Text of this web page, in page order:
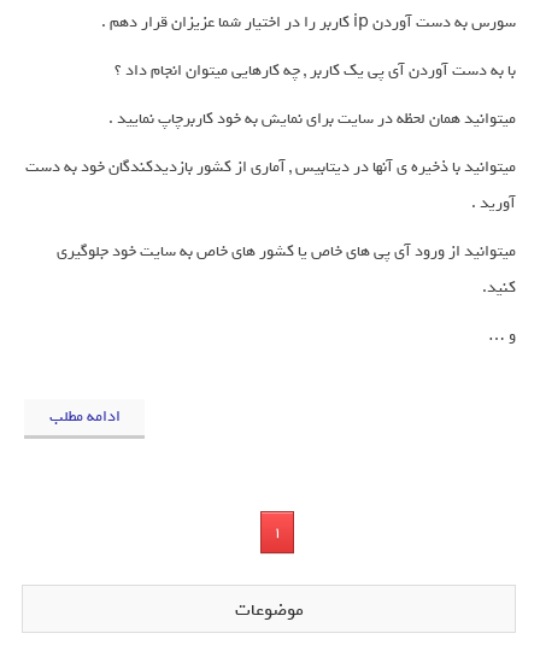
سورس به دست آوردن ip کاربر را در اختیار شما عزیزان قرار دهم .
با به دست آوردن آی پی یک کاربر , چه کارهایی میتوان انجام داد ؟
میتوانید همان لحظه در سایت برای نمایش به خود کاربرچاپ نمایید .
میتوانید با ذخیره ی آنها در دیتابیس , آماری از کشور بازدیدکندگان خود به دست
آورید .
میتوانید از ورود آی پی های خاص یا کشور های خاص به سایت خود جلوگیری
کنید.
و …
ادامه مطلب
1
موضوعات